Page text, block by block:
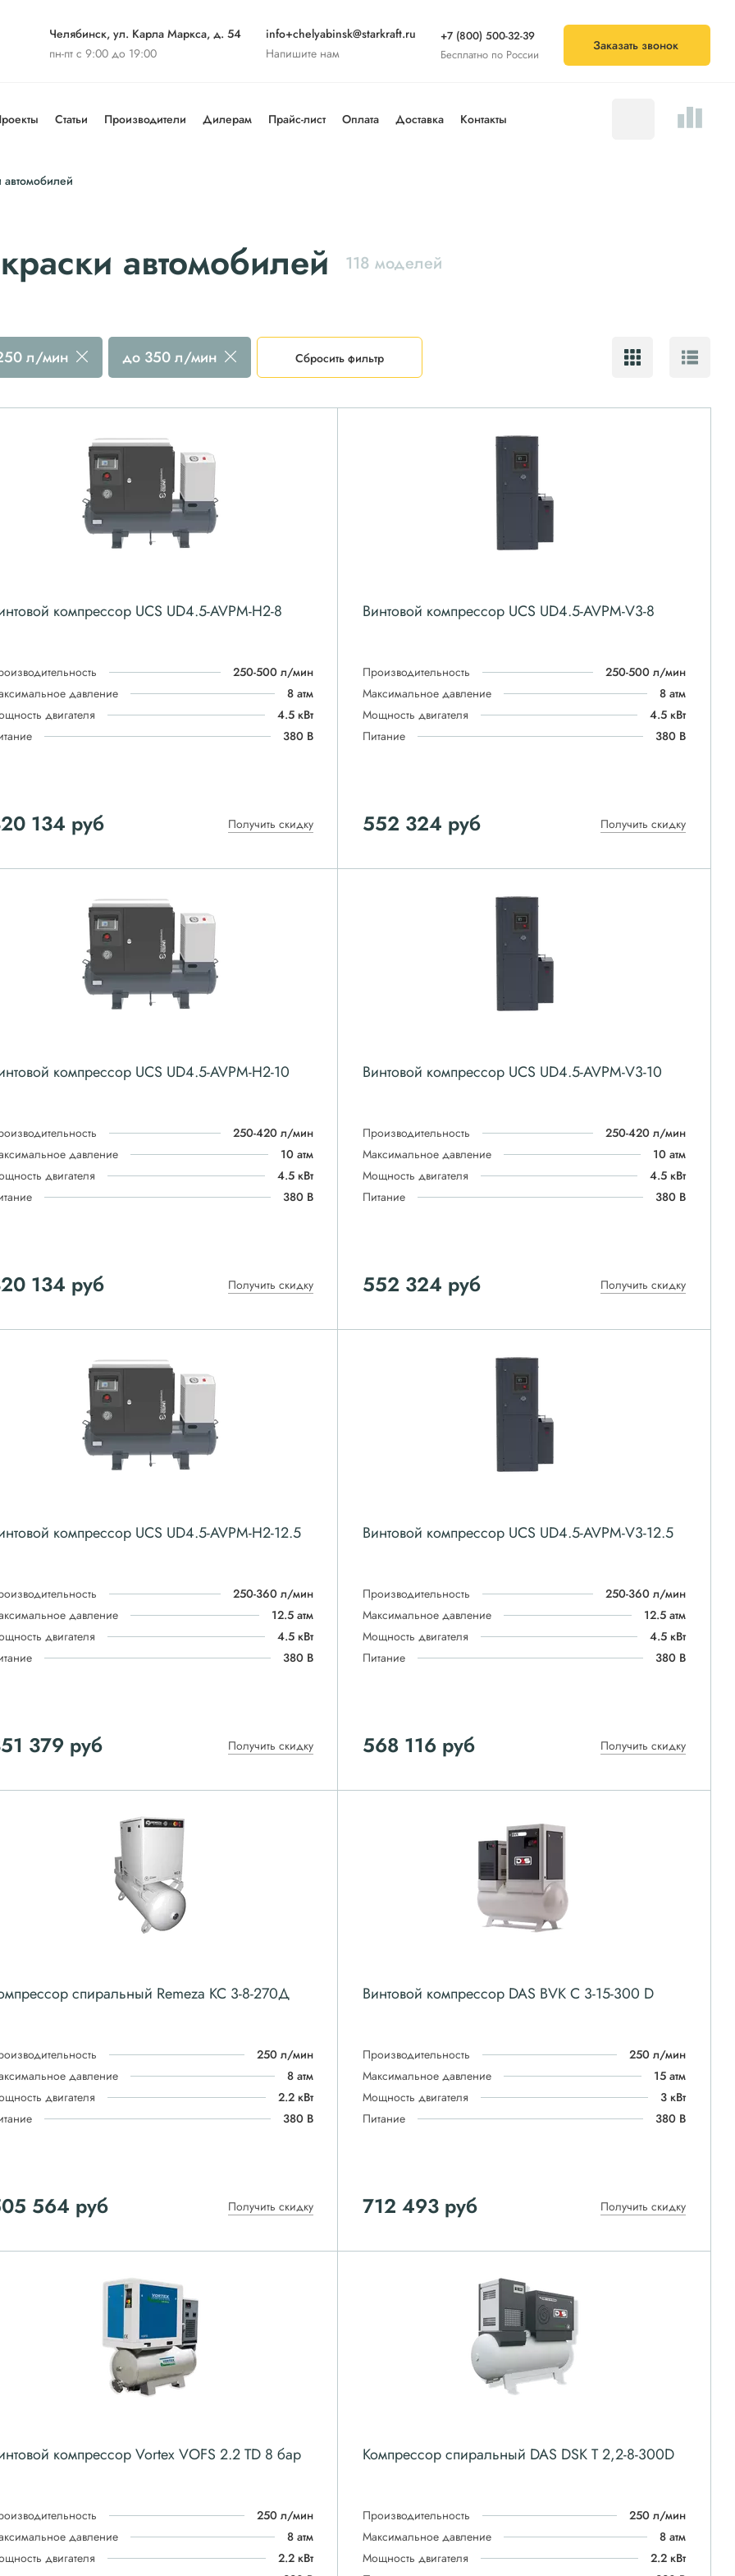
Челябинск, ул. Карла Маркса, д. 54
пн-пт с 9:00 до 19:00
info+chelyabinsk@starkraft.ru
Напишите нам
+7 (800) 500-32-39
Бесплатно по России
Заказать звонок
Статьи Производители Дилерам Прайс-лист Оплата Доставка Контакты
автомобилей 118 моделей
л/мин до 350 л/мин Сбросить фильтр
компрессор UCS UD4.5-AVPM-H2-8
250-500 л/мин
давление
8 атм
двигателя
4.5 кВт
380 В
134 руб Получить скидку
Винтовой компрессор UCS UD4.5-AVPM-V3-8
Производительность
250-500 л/мин
Максимальное давление
8 атм
Мощность двигателя
4.5 кВт
Питание
380 В
552 324 руб Получить скидку
компрессор UCS UD4.5-AVPM-H2-10
250-420 л/мин
давление
10 атм
двигателя
4.5 кВт
380 В
134 руб Получить скидку
Винтовой компрессор UCS UD4.5-AVPM-V3-10
Производительность
250-420 л/мин
Максимальное давление
10 атм
Мощность двигателя
4.5 кВт
Питание
380 В
552 324 руб Получить скидку
компрессор UCS UD4.5-AVPM-H2-12.5
250-360 л/мин
давление
12.5 атм
двигателя
4.5 кВт
380 В
379 руб Получить скидку
Винтовой компрессор UCS UD4.5-AVPM-V3-12.5
Производительность
250-360 л/мин
Максимальное давление
12.5 атм
Мощность двигателя
4.5 кВт
Питание
380 В
568 116руб Получить скидку
спиральный Remeza КС 3-8-270Д
250 л/мин
давление
8 атм
двигателя
2.2 кВт
380 В
564 руб Получить скидку
Винтовой компрессор DAS BVK C 3-15-300 D
Производительность
250 л/мин
Максимальное давление
15 атм
Мощность двигателя
3 кВт
Питание
380 В
712 493руб Получить скидку
компрессор Vortex VOFS 2.2 TD 8 бар
250 л/мин
давление
8 атм
двигателя
2.2 кВт
Компрессор спиральный DAS DSK T 2,2-8-300D
Производительность
250 л/мин
Максимальное давление
8 атм
Мощность двигателя
2.2 кВт